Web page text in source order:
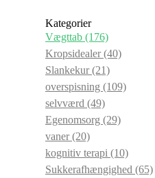
Kategorier
Vægttab (176)
Kropsidealer(40)
Slankekur(21)
overspisning (109)
selvværd (49)
Egenomsorg (29)
vaner(20)
kognitiv terapi (10)
Sukkerafhængighed (65)